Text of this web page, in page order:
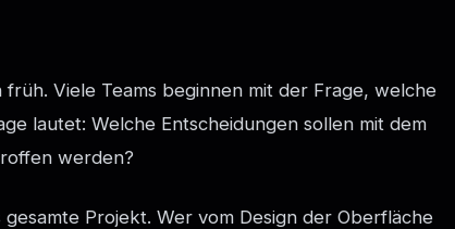
Viele Teams beginnen mit der Frage, welche
lautet: Welche Entscheidungen sollen mit dem
werden?
Projekt. Wer vom Design der Oberfläche